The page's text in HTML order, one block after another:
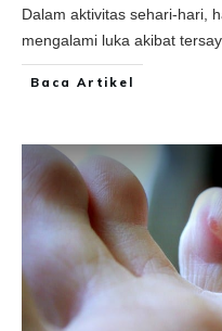
Dalam aktivitas sehari-hari,
mengalami luka akibat
Baca Artikel